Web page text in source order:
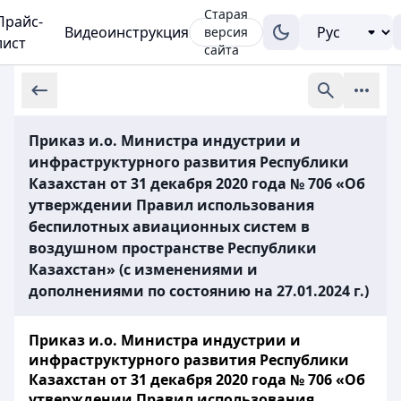
Видеоинструкция
Старая
версия
сайта
Приказ и.о. Министра индустрии и
инфраструктурного развития Республики
Казахстан от 31 декабря 2020 года № 706 «Об
утверждении Правил использования
беспилотных авиационных систем в
воздушном пространстве Республики
Казахстан» (с изменениями и
дополнениями по состоянию на 27.01.2024 г.)
Приказ и.о. Министра индустрии и
инфраструктурного развития Республики
Казахстан от 31 декабря 2020 года № 706 «Об